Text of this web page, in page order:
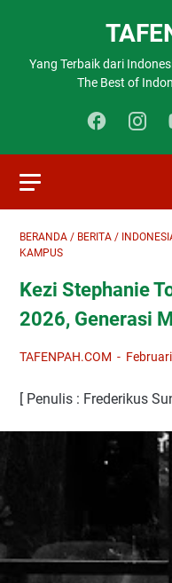
Yang Terbaik dari
The Best of
BERANDA / BERITA /
KAMPUS
Kezi Stephanie
2026, Generasi
TAFENPAH.COM
[ Penulis : Frederikus